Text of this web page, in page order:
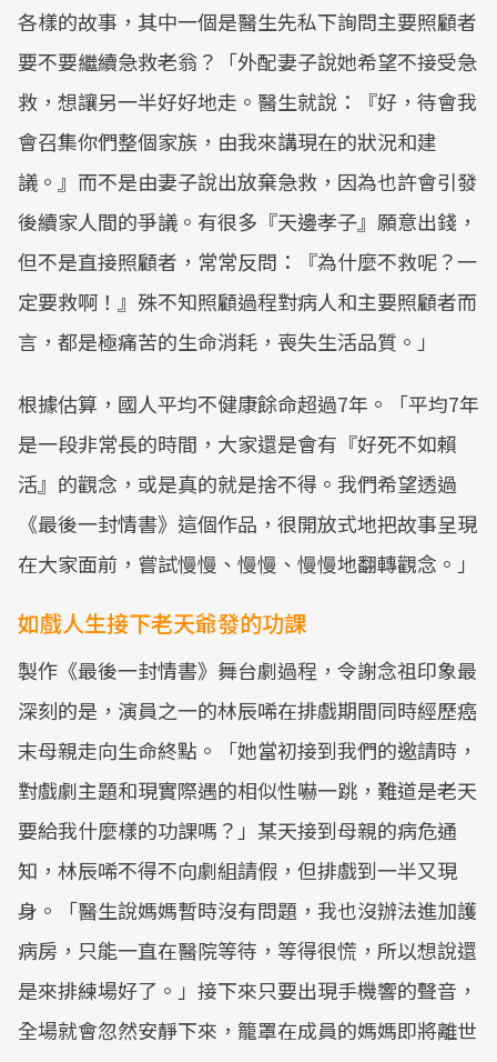
各樣的故事，其中一個是醫生先私下詢問主要照顧者
要不要繼續急救老翁？「外配妻子說她希望不接受急
救，想讓另一半好好地走。醫生就說：『好，待會我
會召集你們整個家族，由我來講現在的狀況和建
議。』而不是由妻子說出放棄急救，因為也許會引發
後續家人間的爭議。有很多『天邊孝子』願意出錢，
但不是直接照顧者，常常反問：『為什麼不救呢？一
定要救啊！』殊不知照顧過程對病人和主要照顧者而
言，都是極痛苦的生命消耗，喪失生活品質。」
根據估算，國人平均不健康餘命超過7年。「平均7年
是一段非常長的時間，大家還是會有『好死不如賴
活』的觀念，或是真的就是捨不得。我們希望透過
《最後一封情書》這個作品，很開放式地把故事呈現
在大家面前，嘗試慢慢、慢慢、慢慢地翻轉觀念。」
如戲人生接下老天爺發的功課
製作《最後一封情書》舞台劇過程，令謝念祖印象最
深刻的是，演員之一的林辰唏在排戲期間同時經歷癌
末母親走向生命終點。「她當初接到我們的邀請時，
對戲劇主題和現實際遇的相似性嚇一跳，難道是老天
要給我什麼樣的功課嗎？」某天接到母親的病危通
知，林辰唏不得不向劇組請假，但排戲到一半又現
身。「醫生說媽媽暫時沒有問題，我也沒辦法進加護
病房，只能一直在醫院等待，等得很慌，所以想說還
是來排練場好了。」接下來只要出現手機響的聲音，
全場就會忽然安靜下來，籠罩在成員的媽媽即將離世